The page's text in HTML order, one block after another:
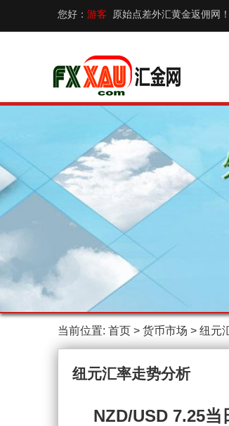
您好： 游客 原始点差外汇黄金返佣网
当前位置: 首页 > 货币市场 > 纽元
纽元汇率走势分析
NZD/USD 7.25